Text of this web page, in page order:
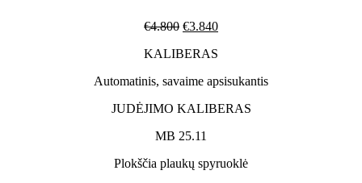
€4.800 €3.840
KALIBERAS
Automatinis, savaime apsisukantis
JUDĖJIMO KALIBERAS
MB 25.11
Plokščia plaukų spyruoklė